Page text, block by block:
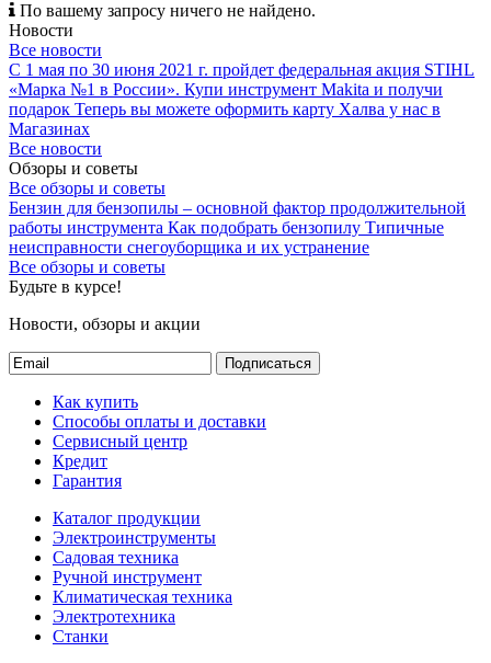
По вашему запросу ничего не найдено.
Новости
Все новости
С 1 мая по 30 июня 2021 г. пройдет федеральная акция STIHL
«Марка №1 в России». Купи инструмент Makita и получи
подарок Теперь вы можете оформить карту Халва у нас в
Магазинах
Все новости
Обзоры и советы
Все обзоры и советы
Бензин для бензопилы – основной фактор продолжительной
работы инструмента Как подобрать бензопилу Типичные
неисправности снегоуборщика и их устранение
Все обзоры и советы
Будьте в курсе!
Новости, обзоры и акции
Подписаться
Как купить
Способы оплаты и доставки
Сервисный центр
Кредит
Гарантия
Каталог продукции
Электроинструменты
Садовая техника
Ручной инструмент
Климатическая техника
Электротехника
Станки